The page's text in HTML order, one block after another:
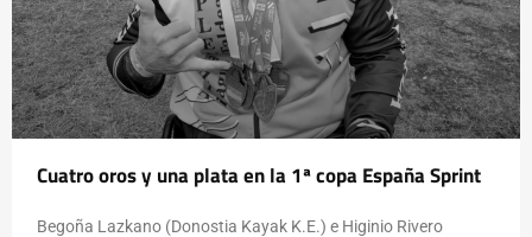
Cuatro oros y una plata en la 1ª copa España Sprint
Begoña Lazkano (Donostia Kayak K.E.) e Higinio Rivero